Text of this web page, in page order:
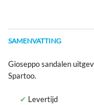
SAMENVATTING
Gioseppo sandalen
Spartoo.
Levertijd